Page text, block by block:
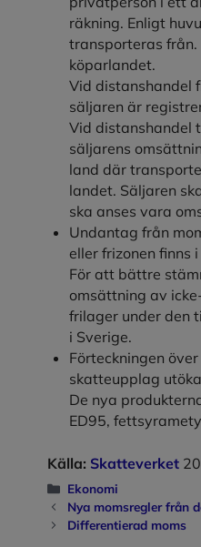
räkning. Enligt
transporteras
köparlandet.
Vid distanshandel
säljaren är
Vid distanshandel
säljarens
land där
landet. Säljaren
ska anses vara
Undantag från
eller frizonen finns
För att bättre
omsättning av
frilager under den
i Sverige.
Förteckningen
skatteupplag
De nya
ED95,
Källa: Skatteverket
Kategorier
Ekonomi
Nya momsregler från
Differentierad moms